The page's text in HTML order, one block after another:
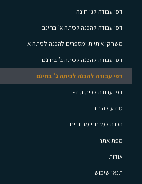
דפי עבודה לגן חובה
דפי עבודה להכנה לכיתה א’ בחינם
משחקי אותיות ומספרים להכנה לכיתה א
דפי עבודה להכנה לכיתה ב’ בחינם
דפי עבודה להכנה לכיתה ג’ בחינם
דפי עבודה לכיתות ד-ו
מידע להורים
הכנה למבחני מחוננים
מפת אתר
אודות
תנאי שימוש